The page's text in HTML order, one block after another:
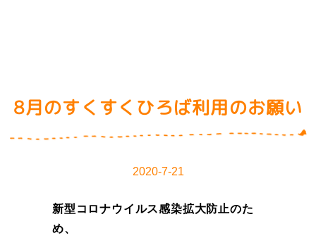
8月のすくすくひろば利用のお願い
2020-7-21
新型コロナウイルス感染拡大防止のた
め、